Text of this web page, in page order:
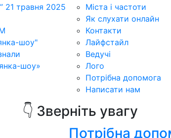
21 травня 2025
шоу"
шоу»
Міста і частоти
Як слухати онлайн
Контакти
Лайфстайл
Ведучі
Лого
Потрібна допомога
Написати нам
👇 Зверніть увагу
Потрібна